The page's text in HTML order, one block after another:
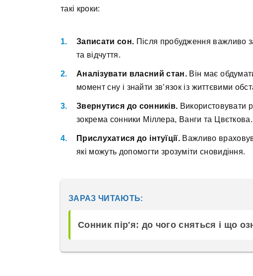
такі кроки:
Записати сон. Після пробудження важливо
та відчуття.
Аналізувати власний стан.Він має
момент сну і знайти зв’язок із життєвими
Звернутися до сонників. Використовувати
зокрема сонники Міллера, Ванги та Цвєткова.
Прислухатися до інтуїції.Важливо
які можуть допомогти зрозуміти сновидіння.
ЗАРАЗ ЧИТАЮТЬ:
Сонник пір'я: до чого сняться і що